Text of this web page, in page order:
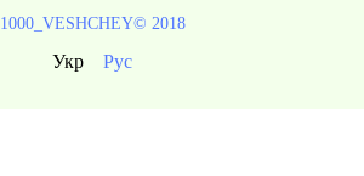
1000_VESHCHEY© 2018
Укр Рус